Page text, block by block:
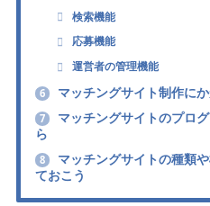
検索機能
応募機能
運営者の管理機能
6 マッチングサイト制作に
7
マッチングサイトのプロ
ら
8
マッチングサイトの種類
ておこう